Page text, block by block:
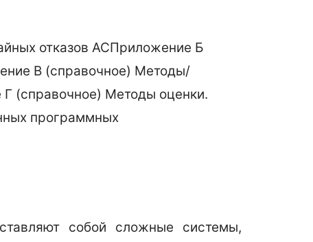
отказов АСПриложение Б
В (справочное) Методы/
(справочное) Методы оценки.
программных
собой сложные системы,